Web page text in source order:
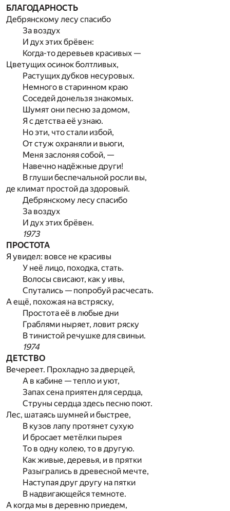
БЛАГОДАРНОСТЬ
Дебрянскому лесу спасибо
За воздух
И дух этих брёвен:
Когда-то деревьев красивых —
Цветущих осинок болтливых,
Растущих дубков несуровых.
Немного в старинном краю
Соседей донельзя знакомых.
Шумят они песню за домом,
Я с детства её узнаю.
Но эти, что стали избой,
От стуж охраняли и вьюги,
Меня заслоняя собой, —
Навечно надёжные други!
В глуши беспечальной росли вы,
де климат простой да здоровый.
Дебрянскому лесу спасибо
За воздух
И дух этих брёвен.
1973
ПРОСТОТА
Я увидел: вовсе не красивы
У неё лицо, походка, стать.
Волосы свисают, как у ивы,
Спутались — попробуй расчесать.
А ещё, похожая на встряску,
Простота её в любые дни
Граблями ныряет, ловит ряску
В тинистой речушке для свиньи.
1974
ДЕТСТВО
Вечереет. Прохладно за дверцей,
А в кабине — тепло и уют,
Запах сена приятен для сердца,
Струны сердца здесь песню поют.
Лес, шатаясь шумней и быстрее,
В кузов лапу протянет сухую
И бросает метёлки пырея
То в одну колею, то в другую.
Как живые, деревья, и в прятки
Разыгрались в древесной мечте,
Наступая друг другу на пятки
В надвигающейся темноте.
А когда мы в деревню приедем,